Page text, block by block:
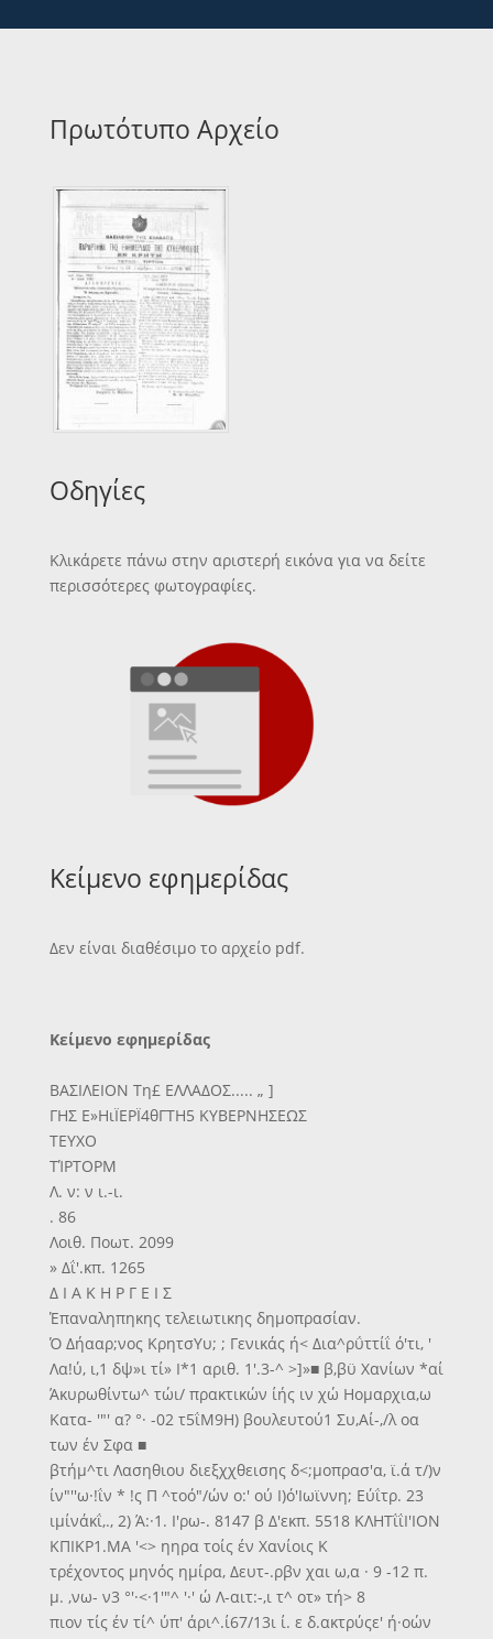
Πρωτότυπο Αρχείο
Οδηγίες
Κλικάρετε πάνω στην αριστερή εικόνα για να δείτε
περισσότερες φωτογραφίες.
Κείμενο εφημερίδας
Δεν είναι διαθέσιμο το αρχείο pdf.
Κείμενο εφημερίδας
ΒΑΣΙΛΕΙΟΝ Τη£ ΕΛΛΑΔΟΣ..... „ ]
ΓΗΣ Ε»ΗιΪΕΡΪ4θΓΤΗ5 ΚΥΒΕΡΝΗΣΕΩΣ
ΤΕΥΧΟ
ΤΊΡΤΟΡΜ
Λ. ν: ν ι.-ι.
. 86
Λοιθ. Ποωτ. 2099
» Δΐ'.κπ. 1265
Δ Ι Α Κ Η Ρ Γ Ε Ι Σ
Έπαναληπηκης τελειωτικης δημοπρασίαν.
Ό Δήααρ;νος ΚρητσΥυ; ; Γενικάς ή< Δια^ρΰττίΐ ό'τι, '
Λα!ύ, ι,1 δψ»ι τί» Ι*1 αριθ. 1'.3-^ >]»■ β,βϋ Χανίων *αί
Άκυρωθίντω^ τώι/ πρακτικών ίής ιν χώ Ηομαρχια,ω
Κατα- '"' α? °· -02 τ5ΐΜ9Η) βουλευτού1 Συ,Αί-,/λ οα
των έν Σφα ■
βτήμ^τι Λασηθιου διεξχχθεισης δ<;μοπρασ'α, ϊ.ά τ/)ν
ίν"''ω·!ΐν * !ς Π ^τοό"/ών ο:' ού Ι)ό'Ιωϊννη; Εύΐτρ. 23
ιμίνάκΐ,., 2) Ά:·1. Ι'ρω-. 8147 β Δ'εκπ. 5518 ΚΛΗΤΐΐΙ'ΙΟΝ
ΚΠΙΚΡ1.ΜΑ '<> ηηρα τοίς έν Χανίοις Κ
τρέχοντος μηνός ημίρα, Δευτ-.ρβν χαι ω,α · 9 -12 π.
μ. ,νω- ν3 °'·<·1'"^ '·' ώ Λ-αιτ:-,ι τ^ οτ» τή> 8
πιον τίς έν τί^ ύπ' άρι^.ί67/13ι ί. ε δ.ακτρύςε' ή·οών